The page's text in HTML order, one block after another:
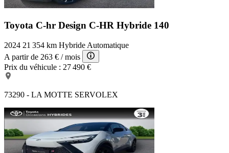
Toyota C-hr Design C-HR Hybride 140
2024 21 354 km Hybride Automatique
A partir de 263 € / mois
Prix du véhicule : 27 490 €
73290 - LA MOTTE SERVOLEX